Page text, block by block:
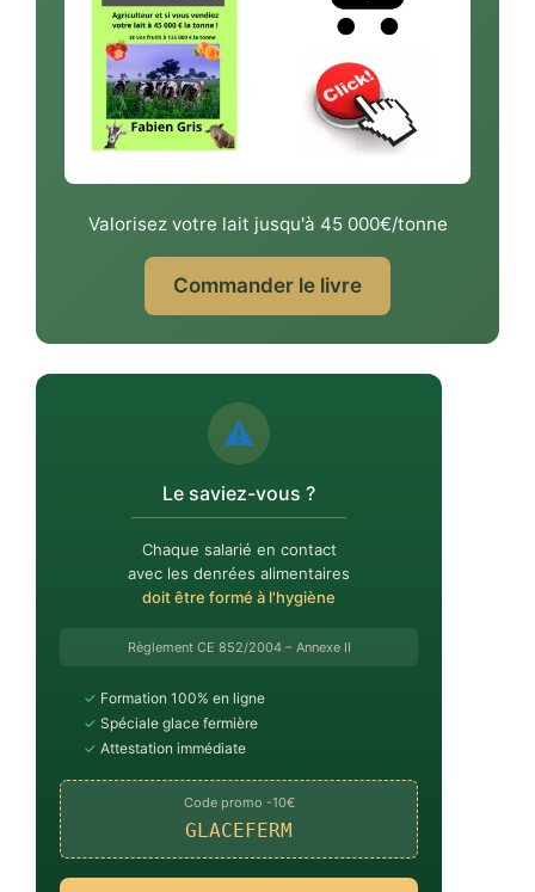
Valorisez votre lait jusqu'à 45 000€/tonne
Commander le livre
⚠️
Le saviez-vous ?
Chaque salarié en contact
avec les denrées alimentaires
doit être formé à l'hygiène
Règlement CE 852/2004 – Annexe II
✓ Formation 100% en ligne
✓ Spéciale glace fermière
✓ Attestation immédiate
Code promo -10€
GLACEFERM